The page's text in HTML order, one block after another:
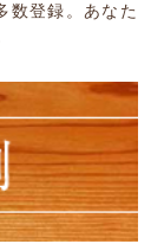
数登録。あなた